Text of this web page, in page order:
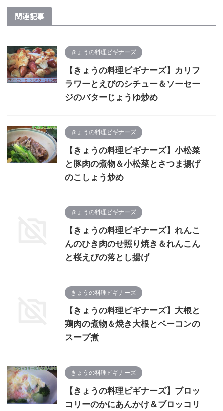
関連記事
きょうの料理ビギナーズ
【きょうの料理ビギナーズ】カリフ
ラワーとえびのシチュー＆ソーセー
ジのバターじょうゆ炒め
きょうの料理ビギナーズ
【きょうの料理ビギナーズ】小松菜
と豚肉の煮物＆小松菜とさつま揚げ
のこしょう炒め
きょうの料理ビギナーズ
【きょうの料理ビギナーズ】れんこ
んのひき肉のせ照り焼き＆れんこん
と桜えびの落とし揚げ
きょうの料理ビギナーズ
【きょうの料理ビギナーズ】大根と
鶏肉の煮物＆焼き大根とベーコンの
スープ煮
きょうの料理ビギナーズ
【きょうの料理ビギナーズ】ブロッ
コリーのかにあんかけ＆ブロッコリ